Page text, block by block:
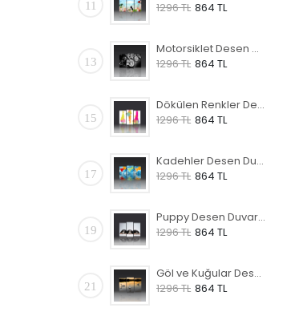
11
1296 TL 864 TL
13
Motorsiklet Desen Duvar Panosu 3AS-1120
1296 TL 864 TL
15
Dökülen Renkler Desen Duvar Panosu
1296 TL 864 TL
17
Kadehler Desen Duvar Panosu 3AS-1117
1296 TL 864 TL
19
Puppy Desen Duvar Panosu
1296 TL 864 TL
21
Göl ve Kuğular Desen Duvar Panosu
1296 TL 864 TL